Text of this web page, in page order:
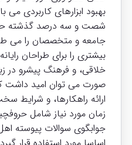
بهبود ابزارهای کاربردی می
شصت و سه درصد گذشته
جامعه و متخصصان را می
بیشتری را برای طراحان
خلاقی، و فرهنگ پیشرو در
صورت می توان امید داشت
ارائه راهکارها، و شرایط
زمان مورد نیاز شامل
جوابگوی سوالات پیوسته